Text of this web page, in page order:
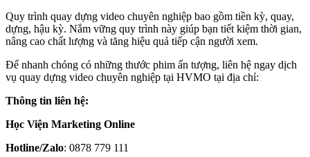
Quy trình quay dựng video chuyên nghiệp bao gồm tiền kỳ, quay,
dựng, hậu kỳ. Nắm vững quy trình này giúp bạn tiết kiệm thời gian,
nâng cao chất lượng và tăng hiệu quả tiếp cận người xem.
Để nhanh chóng có những thước phim ấn tượng, liên hệ ngay dịch
vụ quay dựng video chuyên nghiệp tại HVMO tại địa chỉ:
Thông tin liên hệ:
Học Viện Marketing Online
Hotline/Zalo: 0878 779 111